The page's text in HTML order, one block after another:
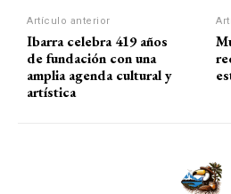
Artículo anterior
Ibarra celebra 419 años
de fundación con una
amplia agenda cultural y
artística